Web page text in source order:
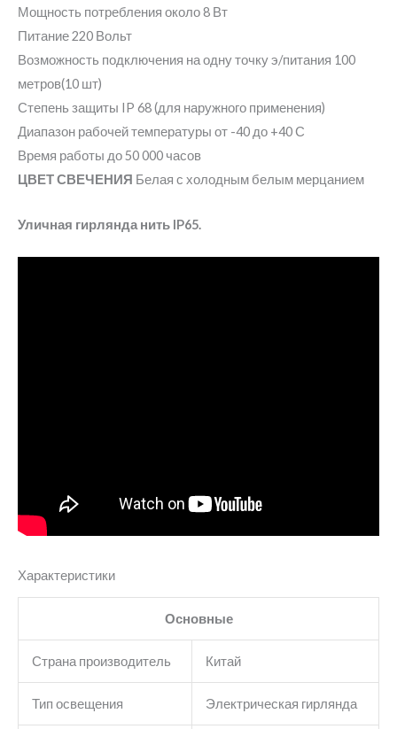
Мощность потребления около 8 Вт
Питание 220 Вольт
Возможность подключения на одну точку э/питания 100
метров(10 шт)
Степень защиты IP 68 (для наружного применения)
Диапазон рабочей температуры от -40 до +40 С
Время работы до 50 000 часов
ЦВЕТ СВЕЧЕНИЯ Белая с холодным белым мерцанием
Уличная гирлянда нить IP65.
Характеристики
Основные
Страна производитель Китай
Тип освещения Электрическая гирлянда